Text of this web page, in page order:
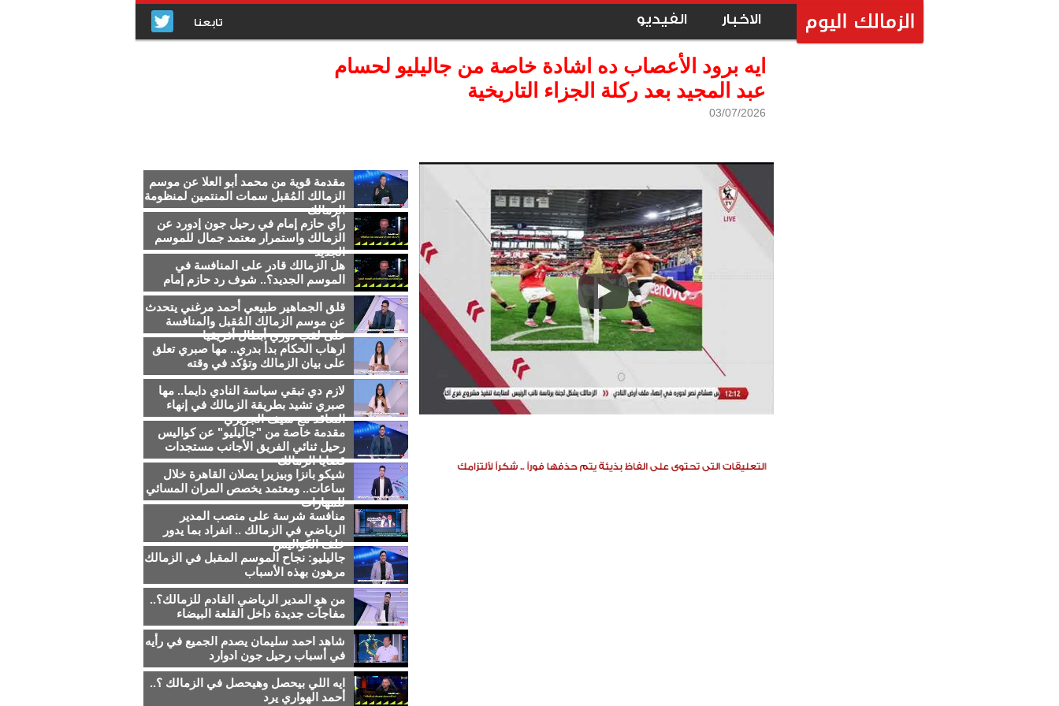
الاخبار الفيديو تابعنا
ايه برود الأعصاب ده اشادة خاصة من جاليليو لحسام
عبد المجيد بعد ركلة الجزاء التاريخية
03/07/2026
مقدمة قوية من محمد أبو العلا عن موسم
الزمالك المُقبل سمات المنتمين لمنظومة
الزمالك
رأي حازم إمام في رحيل جون إدورد عن
الزمالك واستمرار معتمد جمال للموسم
الجديد
هل الزمالك قادر على المنافسة في
الموسم الجديد؟.. شوف رد حازم إمام
قلق الجماهير طبيعي أحمد مرغني يتحدث
عن موسم الزمالك المُقبل والمنافسة
على لقب دوري أبطال أفريقيا
ارهاب الحكام بدأ بدري.. مها صبري تعلق
على بيان الزمالك وتؤكد في وقته
لازم دي تبقي سياسة النادي دايما.. مها
صبري تشيد بطريقة الزمالك في إنهاء
التعاقد مع سيف الجزيري
مقدمة خاصة من "جاليليو" عن كواليس
رحيل ثنائي الفريق الأجانب مستجدات
قضايا الزمالك
شيكو بانزا وبيزيرا يصلان القاهرة خلال
ساعات.. ومعتمد يخصص المران المسائي
للمهارات
منافسة شرسة على منصب المدير
الرياضي في الزمالك .. انفراد بما يدور
خلف الكواليس
جاليليو: نجاح الموسم المقبل في الزمالك
مرهون بهذه الأسباب
من هو المدير الرياضي القادم للزمالك؟..
مفاجآت جديدة داخل القلعة البيضاء
شاهد احمد سليمان يصدم الجميع في رأيه
في أسباب رحيل جون ادوارد
ايه اللي بيحصل وهيحصل في الزمالك ؟..
أحمد الهواري يرد